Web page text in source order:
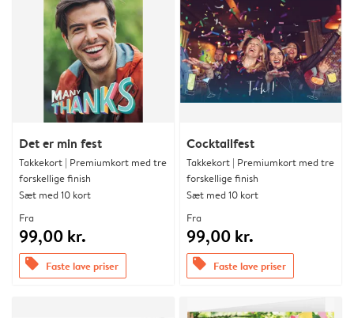
Det er min fest
Takkekort | Premiumkort med tre
forskellige finish
Sæt med 10 kort
Fra
99,00 kr.
offers Faste lave priser
Cocktailfest
Takkekort | Premiumkort med tre
forskellige finish
Sæt med 10 kort
Fra
99,00 kr.
offers Faste lave priser